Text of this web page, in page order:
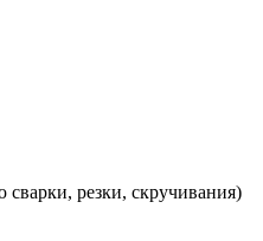
резки, скручивания)